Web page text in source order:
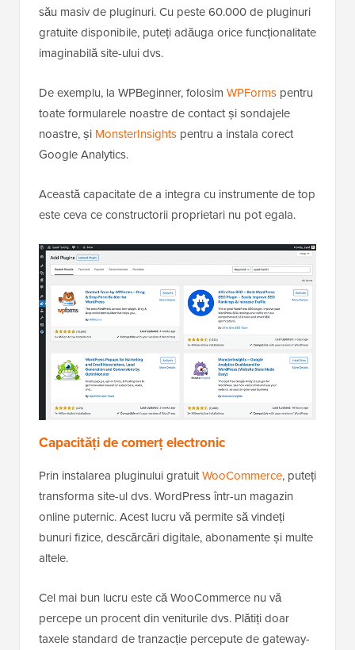
său masiv de pluginuri. Cu peste 60.000 de pluginuri
gratuite disponibile, puteți adăuga orice funcționalitate
imaginabilă site-ului dvs.
De exemplu, la WPBeginner, folosim WPForms pentru
toate formularele noastre de contact și sondajele
noastre, și MonsterInsights pentru a instala corect
Google Analytics.
Această capacitate de a integra cu instrumente de top
este ceva ce constructorii proprietari nu pot egala.
Capacități de comerț electronic
Prin instalarea pluginului gratuitWooCommerce, puteți
transforma site-ul dvs. WordPress într-un magazin
online puternic. Acest lucru vă permite să vindeți
bunuri fizice, descărcări digitale, abonamente și multe
altele.
Cel mai bun lucru este că WooCommerce nu vă
percepe un procent din veniturile dvs. Plătiți doar
taxele standard de tranzacție percepute de gateway-